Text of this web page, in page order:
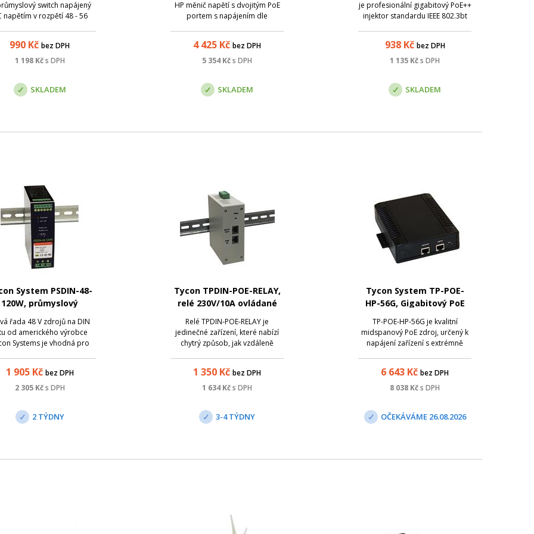
switch napájený
napětím v rozpětí 48 - 56
802.3 af/at. Široký
teplotní rozsah umožňuje
990 Kč bez DPH
1 198Kč s DPH
SKLADEM
HP měnič napětí s dvojitým PoE
portem s napájením dle
Vstupní napětí 18 - 36VDC je
regulováno na 56V/ 0,38A na
4 425 Kč bez DPH
5 354 Kčs DPH
SKLADEM
je profesionální gigabitový PoE++
injektor standardu IEEE 802.3bt
zařízení jako jsou PTZ kamery,
Wi-Fi 7 access pointy, nebo
938Kč bez DPH
1 135 Kčs DPH
SKLADEM
System PSDIN-48-
120W, průmyslový
120W
řada 48 V zdrojů na DIN
od amerického výrobce
Systems je vhodná pro
a dlouhodobá
za všech provozních;
1 905Kč bez DPH
2 305Kč s DPH
2 TÝDNY
Tycon TPDIN-POE-RELAY,
relé 230V/10A ovládané
Relé TPDIN-POE-RELAY je
jedinečné zařízení, které nabízí
chytrý způsob, jak vzdáleně
1 350 Kč bez DPH
1 634 Kčs DPH
3-4 TÝDNY
Tycon System TP-POE-
HP-56G, Gigabitový PoE
TP-POE-HP-56G je kvalitní
midspanový PoE zdroj, určený k
napájení zařízení s extrémně
Samozřejmostí těchto
průmyslových zdrojů je ochrana
6 643 Kč bez DPH
8 038 Kčs DPH
OČEKÁVÁME 26.08.2026